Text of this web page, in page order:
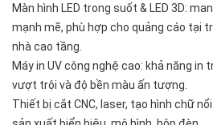
Màn hình LED trong suốt & LED 3D:
mạnh mẽ, phù hợp cho quảng cáo tại
nhà cao tầng.
Máy in UV công nghệ cao: khả năng
vượt trội và độ bền màu ấn tượng.
Thiết bị cắt CNC, laser, tạo hình chữ